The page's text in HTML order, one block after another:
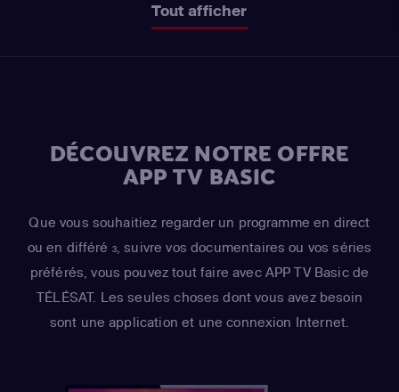
Tout afficher
DÉCOUVREZ NOTRE OFFRE
APP TV BASIC
Que vous souhaitiez regarder un programme en direct
ou en différé 3, suivre vos documentaires ou vos séries
préférés, vous pouvez tout faire avec APP TV Basic de
TÉLÉSAT. Les seules choses dont vous avez besoin
sont une application et une connexion Internet.